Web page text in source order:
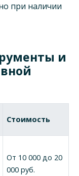
при наличии
и
Стоимость
От 10 000 до 20
000 руб.